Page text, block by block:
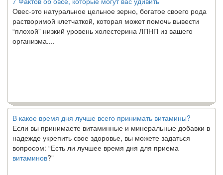
Овес-это натуральное цельное зерно, богатое своего рода
растворимой клетчаткой, которая может помочь вывести
“плохой” низкий уровень холестерина ЛПНП из вашего
организма....
Если вы принимаете витаминные и минеральные добавки в
надежде укрепить свое здоровье, вы можете задаться
вопросом: “Есть ли лучшее время дня для приема
витаминов ?”